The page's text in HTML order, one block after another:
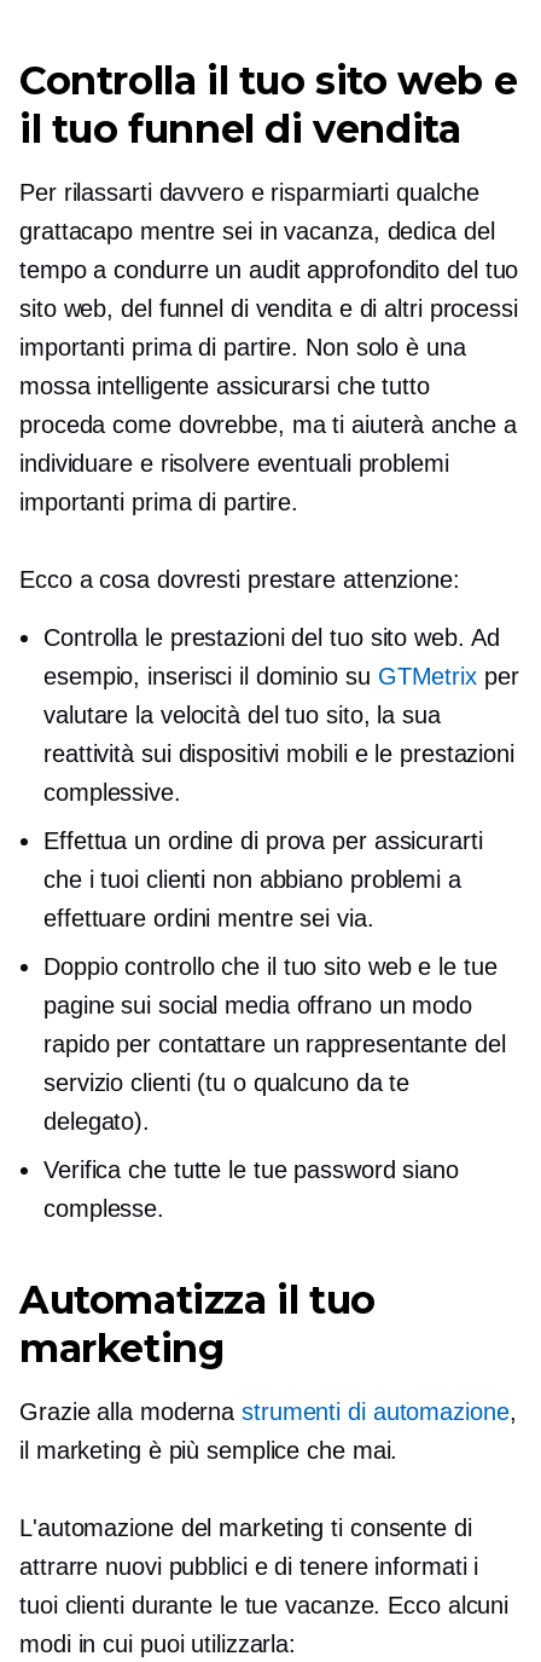
Controlla il tuo sito web e
il tuo funnel di vendita
Per rilassarti davvero e risparmiarti qualche
grattacapo mentre sei in vacanza, dedica del
tempo a condurre un audit approfondito del tuo
sito web, del funnel di vendita e di altri processi
importanti prima di partire. Non solo è una
mossa intelligente assicurarsi che tutto
proceda come dovrebbe, ma ti aiuterà anche a
individuare e risolvere eventuali problemi
importanti prima di partire.
Ecco a cosa dovresti prestare attenzione:
Controlla le prestazioni del tuo sito web. Ad
esempio, inserisci il dominio su GTMetrixper
valutare la velocità del tuo sito, la sua
reattività sui dispositivi mobili e le prestazioni
complessive.
Effettua un ordine di prova per assicurarti
che i tuoi clienti non abbiano problemi a
effettuare ordini mentre sei via.
Doppio controlloche il tuo sito web e le tue
pagine sui social media offrano un modo
rapido per contattare un rappresentante del
servizio clienti (tu o qualcuno da te
delegato).
Verifica che tutte le tue password siano
complesse.
Automatizza il tuo
marketing
Grazie alla moderna strumenti di automazione,
il marketing è più semplice che mai.
L'automazione del marketing ti consente di
attrarre nuovi pubblici e di tenere informati i
tuoi clienti durante le tue vacanze. Ecco alcuni
modi in cui puoi utilizzarla: